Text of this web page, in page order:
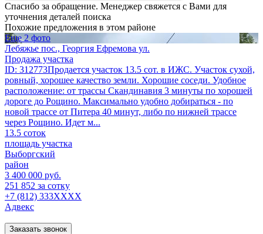
Спасибо за обращение. Менеджер свяжется с Вами для
уточнения деталей поиска
Похожие предложения в этом районе
Еще 2 фото
Лебяжье пос., Георгия Ефремова ул.
Продажа участка
ID: 312773Продается участок 13.5 сот. в ИЖС. Участок сухой,
ровный, хорошее качество земли. Хорошие соседи. Удобное
расположение: от трассы Скандинавия 3 минуты по хорошей
дороге до Рощино. Максимально удобно добираться - по
новой трассе от Питера 40 минут, либо по нижней трассе
через Рощино. Идет м...
13.5 соток
площадь участка
Выборгский
район
3 400 000 руб.
251 852 за сотку
+7 (812) 333XXXX
Адвекс
Заказать звонок